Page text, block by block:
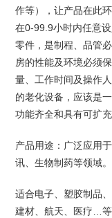
作等），让产品在此
在0-99.9小时内任意
零件，是制程、品管
房的性能及环境必须
量、工作时间及操作
的老化设备，应该是
功能齐全和具有可扩充
产品用途：广泛应用
讯、生物制药等领域。
适合电子、塑胶制品
建材、航天、医疗…等